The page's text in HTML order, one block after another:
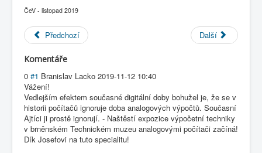
O nás
2019-11-12 - 1936 - V SSSR vymysleli počítač tvořený
trubkami s vodou
ČeV - listopad 2019
Předchozí Další
Komentáře
0 #1 Branislav Lacko 2019-11-12 10:40
Vážení!
Vedlejším efektem současné digitální doby bohužel je, že se v
historii počítačů ignoruje doba analogových výpočtů. Současní
Ajtíci ji prostě ignorují. - Naštěstí expozice výpočetní techniky
v brněnském Technickém muzeu analogovými počítači začíná!
Dík Josefovi na tuto specialitu!